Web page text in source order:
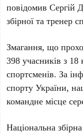
повідомив Сергій
збірної та тренер
Змагання, що
398 учасників з 18
спортсменів. За
спорту України,
командне місце
Національна